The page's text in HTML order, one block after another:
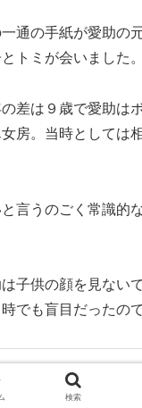
通の手紙が愛助の
トミが会いました。
差は９歳で愛助は
房。当時としては
と言うのごく常識的
子供の顔を見ない
でも盲目だったので
検索